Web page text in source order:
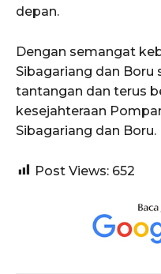
depan.
Dengan semangat
Sibagariang dan Boru
tantangan dan terus
kesejahteraan
Sibagariang dan Boru.
Post Views: 652